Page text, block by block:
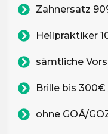
Zahnersatz
Heilpraktiker
sämtliche
Brille bis
ohne GOÄ/